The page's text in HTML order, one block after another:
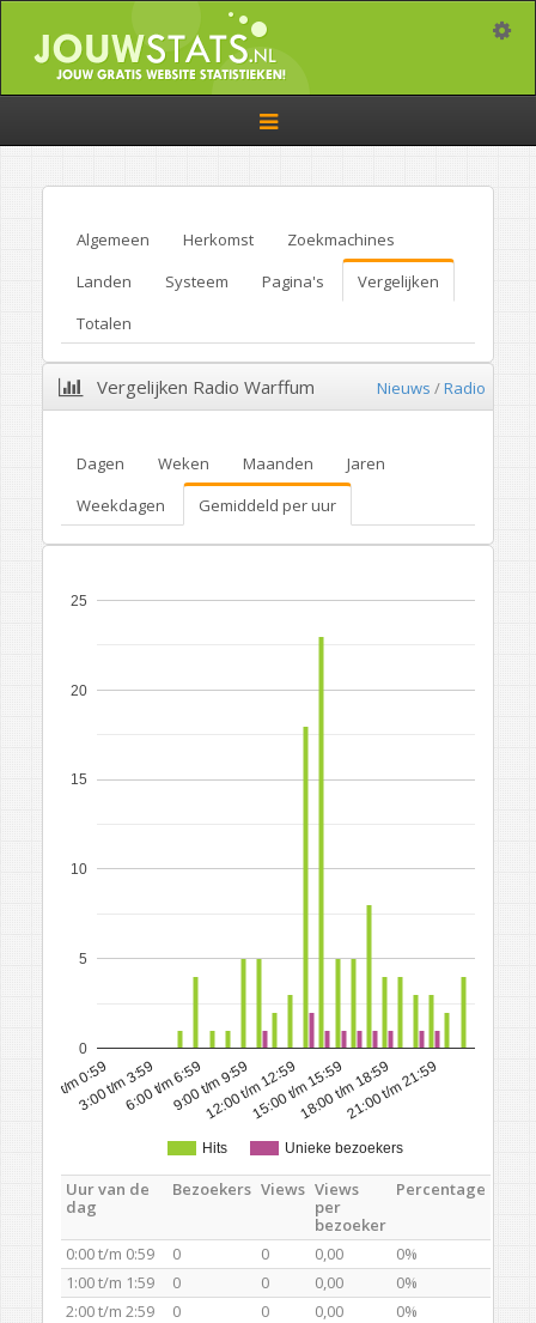
Toggle
navigation
Algemeen Herkomst
Zoekmachines
Landen
Systeem Pagina's
Vergelijken
Totalen
Vergelijken Radio Warffum Nieuws /Radio
Dagen Weken Maanden
Jaren
Weekdagen
Gemiddeld per uur
Hits Unieke bezoekers
0:00 t/m 0:59
3:00 t/m 3:596:00 t/m 6:599:00 t/m 9:59
12:00 t/m 12:5915:00 t/m 15:5918:00 t/m 18:59
21:00 t/m 21:59
0
5
10
15
20
25
Uur van de
dag
Bezoekers Views Views
per
bezoeker
Percentage
0:00 t/m 0:59 0 0 0,00
0%
1:00 t/m 1:59
0 0 0,00
0%
2:00 t/m 2:59
0 0 0,00
0%